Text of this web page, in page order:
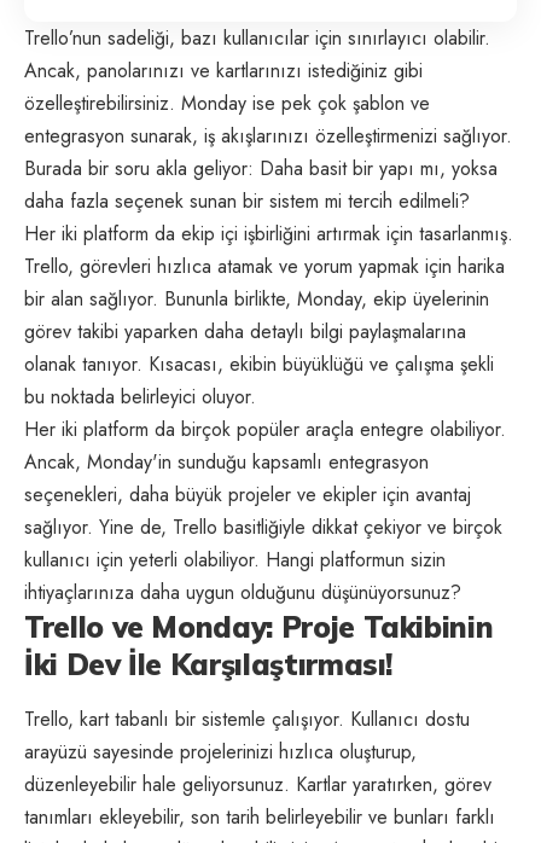
Trello’nun sadeliği, bazı kullanıcılar için sınırlayıcı olabilir.
Ancak, panolarınızı ve kartlarınızı istediğiniz gibi
özelleştirebilirsiniz. Monday ise pek çok şablon ve
entegrasyon sunarak, iş akışlarınızı özelleştirmenizi sağlıyor.
Burada bir soru akla geliyor: Daha basit bir yapı mı, yoksa
daha fazla seçenek sunan bir sistem mi tercih edilmeli?
Her iki platform da ekip içi işbirliğini artırmak için tasarlanmış.
Trello, görevleri hızlıca atamak ve yorum yapmak için harika
bir alan sağlıyor. Bununla birlikte, Monday, ekip üyelerinin
görev takibi yaparken daha detaylı bilgi paylaşmalarına
olanak tanıyor. Kısacası, ekibin büyüklüğü ve çalışma şekli
bu noktada belirleyici oluyor.
Her iki platform da birçok popüler araçla entegre olabiliyor.
Ancak, Monday'in sunduğu kapsamlı entegrasyon
seçenekleri, daha büyük projeler ve ekipler için avantaj
sağlıyor. Yine de, Trello basitliğiyle dikkat çekiyor ve birçok
kullanıcı için yeterli olabiliyor. Hangi platformun sizin
ihtiyaçlarınıza daha uygun olduğunu düşünüyorsunuz?
Trello ve Monday: Proje Takibinin
İki Dev İle Karşılaştırması!
Trello, kart tabanlı bir sistemle çalışıyor. Kullanıcı dostu
arayüzü sayesinde projelerinizi hızlıca oluşturup,
düzenleyebilir hale geliyorsunuz. Kartlar yaratırken, görev
tanımları ekleyebilir, son tarih belirleyebilir ve bunları farklı